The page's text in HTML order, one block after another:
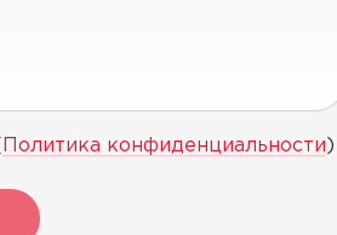
Политика конфиденциальности )